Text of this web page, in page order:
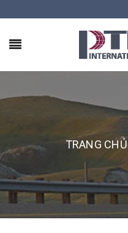
TRANG CHỦ